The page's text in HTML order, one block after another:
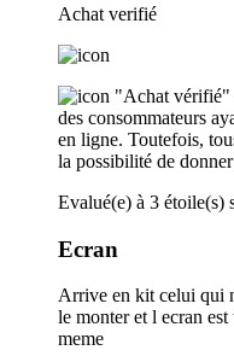
Achat verifié
"Achat vérifié"
des consommateurs
en ligne. Toutefois,
la possibilité de
Evalué(e) à 3 étoile(s)
Ecran
Arrive en kit celui qui
le monter et l ecran
meme